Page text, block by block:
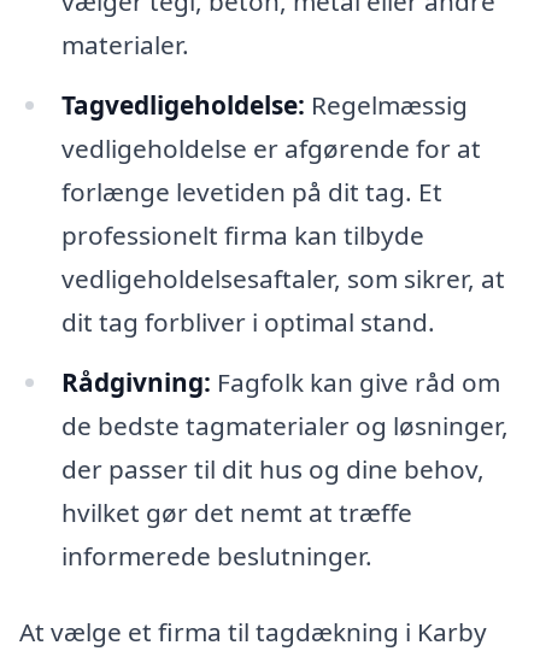
materialer.
Tagvedligeholdelse: Regelmæssig
vedligeholdelse er afgørende for at
forlænge levetiden på dit tag. Et
professionelt firma kan tilbyde
vedligeholdelsesaftaler, som sikrer, at
dit tag forbliver i optimal stand.
Rådgivning: Fagfolk kan give råd om
de bedste tagmaterialer og løsninger,
der passer til dit hus og dine behov,
hvilket gør det nemt at træffe
informerede beslutninger.
At vælge et firma til tagdækning i Karby